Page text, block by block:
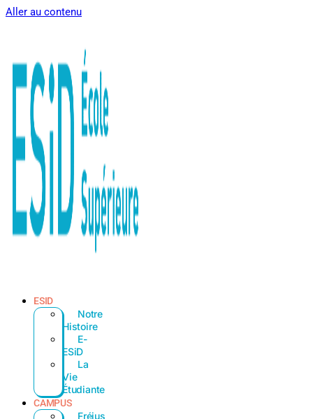
Aller au contenu
ESID
Notre
Histoire
E-
ESiD
La
Vie
Étudiante
CAMPUS
Fréjus